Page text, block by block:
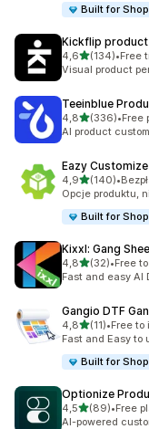
Built for
Kickflip
4,6na 5 gwiazdek
(134)
Łączna liczba
•Free
Visual product
Teeinblue
4,8na 5 gwiazdek
(336)
Łączna liczba
•Free
AI product
Eazy
4,9na 5 gwiazdek
(140)
Łączna liczba
•
Opcje produktu,
Built for
Kixxl: Gang
4,8na 5 gwiazdek
(32)
Łączna liczba
•Free
Fast and easy AI
Gangio DTF
4,8na 5 gwiazdek
(11)
Łączna liczba
•Free to
Fast and Easy to
Built for
Optionize
4,5na 5 gwiazdek
(89)
Łączna liczba
•Free
AI-powered